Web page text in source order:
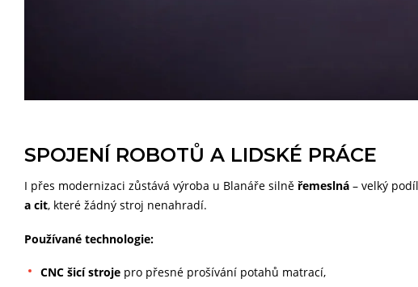
SPOJENÍ ROBOTŮ A LIDSKÉ PRÁCE
I přes modernizaci zůstává výroba u Blanáře silně řemeslná – velký
a cit, které žádný stroj nenahradí.
Používané technologie:
CNC šicí stroje pro přesné prošívání potahů matrací,